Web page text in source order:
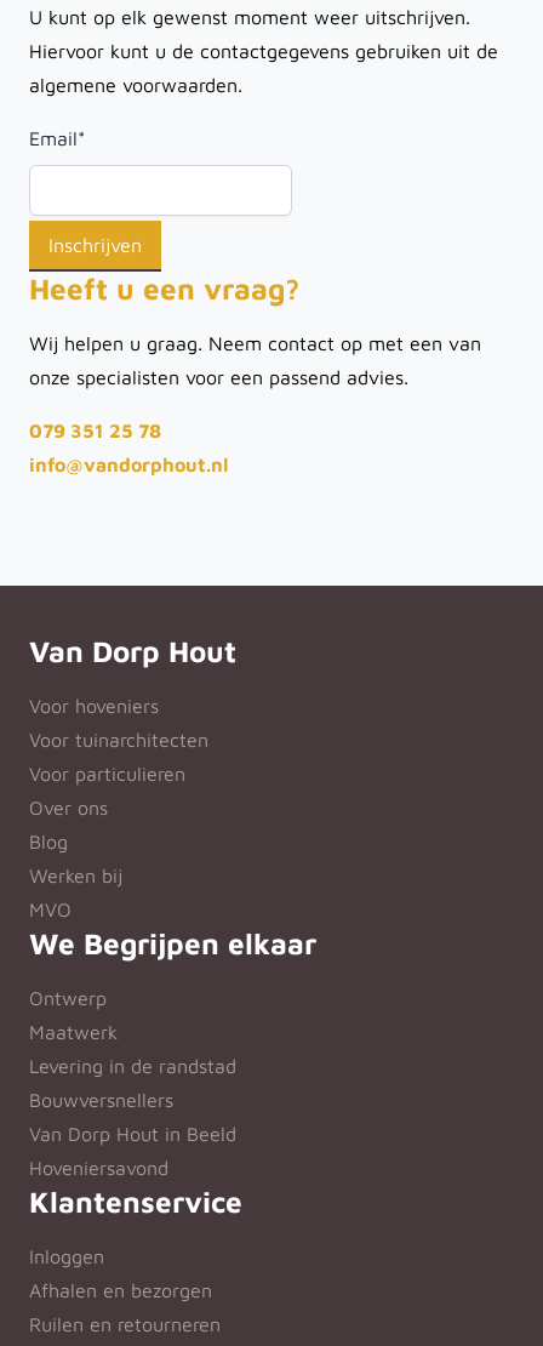
U kunt op elk gewenst moment weer uitschrijven.
Hiervoor kunt u de contactgegevens gebruiken uit de
algemene voorwaarden.
Email*
Heeft u een vraag?
Wij helpen u graag. Neem contact op met een van
onze specialisten voor een passend advies.
079 351 25 78
info@vandorphout.nl
Van Dorp Hout
Voor hoveniers
Voor tuinarchitecten
Voor particulieren
Over ons
Blog
Werken bij
MVO
We Begrijpen elkaar
Ontwerp
Maatwerk
Levering in de randstad
Bouwversnellers
Van Dorp Hout in Beeld
Hoveniersavond
Klantenservice
Inloggen
Afhalen en bezorgen
Ruilen en retourneren